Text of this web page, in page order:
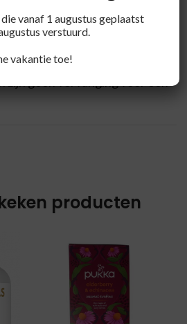
van kleine kinderen
voeding en een
belang.
geen vervanging voor een
producten
vanaf 1 augustus geplaatst
verstuurd.
vakantie toe!